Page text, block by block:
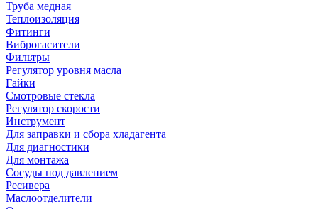
Труба медная
Теплоизоляция
Фитинги
Виброгасители
Фильтры
Регулятор уровня масла
Гайки
Смотровые стекла
Регулятор скорости
Инструмент
Для заправки и сбора хладагента
Для диагностики
Для монтажа
Сосуды под давлением
Ресивера
Маслоотделители